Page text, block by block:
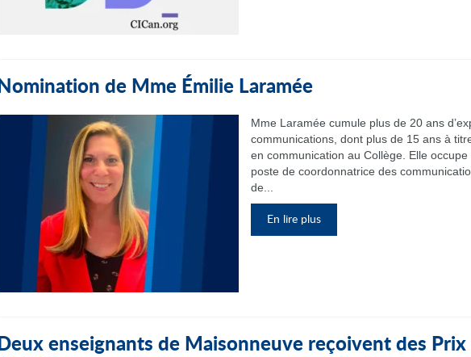
Nomination de Mme Émilie Laramée
Mme Laramée cumule plus de 20 ans
communications, dont plus de 15 ans à
en communication au Collège. Elle
poste de coordonnatrice des
de...
En lire plus
Deux enseignants de Maisonneuve reçoivent des Prix